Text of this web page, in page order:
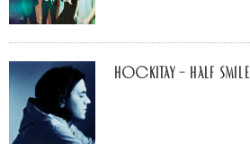
Hockitay – half smile